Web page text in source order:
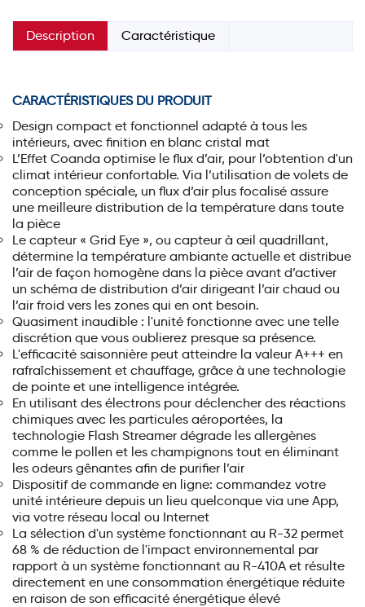
Description Caractéristique
CARACTÉRISTIQUES DU PRODUIT
Design compact et fonctionnel adapté à tous les
intérieurs, avec finition en blanc cristal mat
L’Effet Coanda optimise le flux d’air, pour l’obtention d'un
climat intérieur confortable. Via l’utilisation de volets de
conception spéciale, un flux d’air plus focalisé assure
une meilleure distribution de la température dans toute
la pièce
Le capteur « Grid Eye », ou capteur à œil quadrillant,
détermine la température ambiante actuelle et distribue
l’air de façon homogène dans la pièce avant d’activer
un schéma de distribution d’air dirigeant l’air chaud ou
l’air froid vers les zones qui en ont besoin.
Quasiment inaudible : l'unité fonctionne avec une telle
discrétion que vous oublierez presque sa présence.
L'efficacité saisonnière peut atteindre la valeur A+++ en
rafraîchissement et chauffage, grâce à une technologie
de pointe et une intelligence intégrée.
En utilisant des électrons pour déclencher des réactions
chimiques avec les particules aéroportées, la
technologie Flash Streamer dégrade les allergènes
comme le pollen et les champignons tout en éliminant
les odeurs gênantes afin de purifier l’air
Dispositif de commande en ligne‎: commandez votre
unité intérieure depuis un lieu quelconque via une App,
via votre réseau local ou Internet
La sélection d'un système fonctionnant au R-32 permet
68 % de réduction de l'impact environnemental par
rapport à un système fonctionnant au R-410A et résulte
directement en une consommation énergétique réduite
en raison de son efficacité énergétique élevé